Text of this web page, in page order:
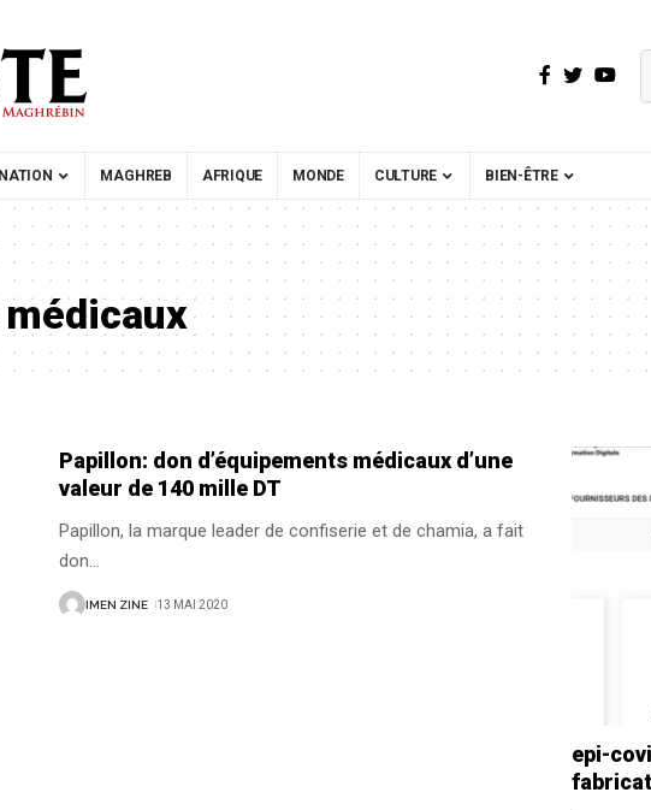
NATION MAGHREB AFRIQUE MONDE CULTURE BIEN-ÊTRE
Papillon: don d’équipements médicaux d’une
valeur de 140 mille DT
Papillon, la marque leader de confiserie et de chamia, a fait
don…
IMEN ZINE 13 MAI 2020
epi-